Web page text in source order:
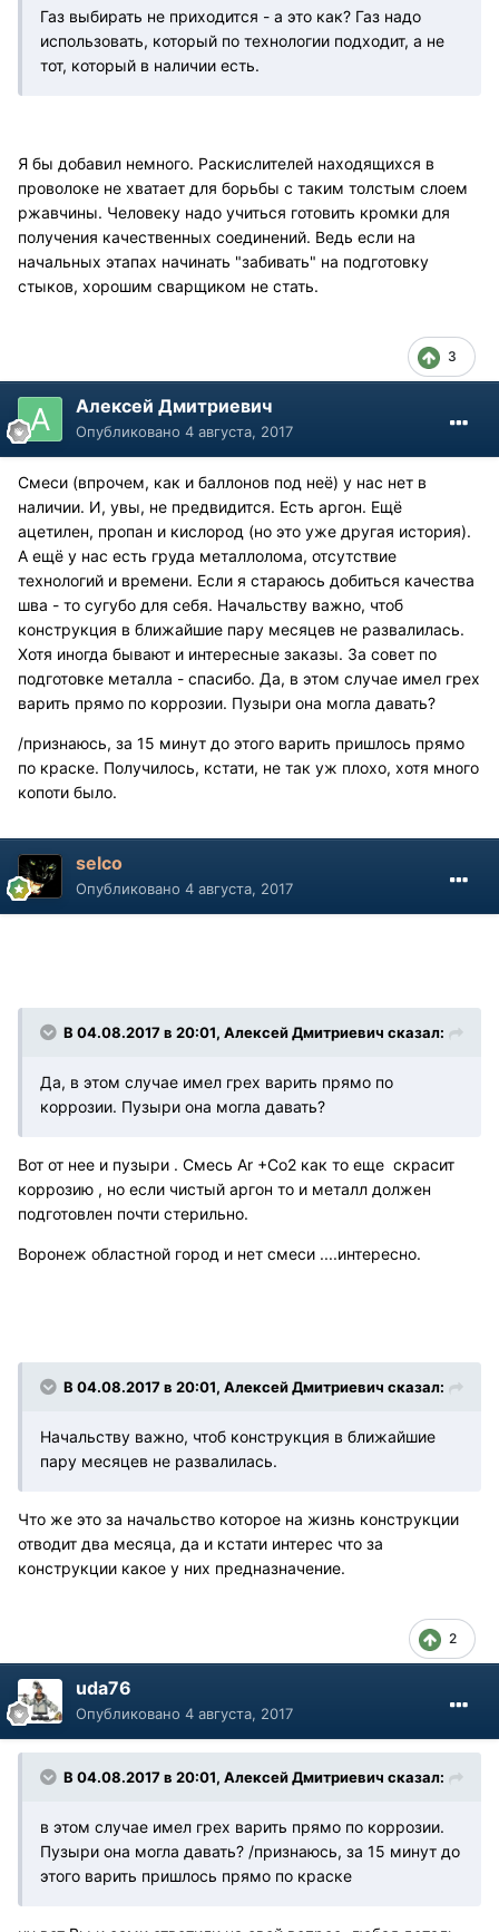
Газ выбирать не приходится - а это как? Газ надо
использовать, который по технологии подходит, а не
тот, который в наличии есть.
Я бы добавил немного. Раскислителей находящихся в
проволоке не хватает для борьбы с таким толстым слоем
ржавчины. Человеку надо учиться готовить кромки для
получения качественных соединений. Ведь если на
начальных этапах начинать "забивать" на подготовку
стыков, хорошим сварщиком не стать.
3
Алексей Дмитриевич
Опубликовано 4 августа, 2017
Смеси (впрочем, как и баллонов под неё) у нас нет в
наличии. И, увы, не предвидится. Есть аргон. Ещё
ацетилен, пропан и кислород (но это уже другая история).
А ещё у нас есть груда металлолома, отсутствие
технологий и времени. Если я стараюсь добиться качества
шва - то сугубо для себя. Начальству важно, чтоб
конструкция в ближайшие пару месяцев не развалилась.
Хотя иногда бывают и интересные заказы. За совет по
подготовке металла - спасибо. Да, в этом случае имел грех
варить прямо по коррозии. Пузыри она могла давать?
/признаюсь, за 15 минут до этого варить пришлось прямо
по краске. Получилось, кстати, не так уж плохо, хотя много
копоти было.
selco
Опубликовано 4 августа, 2017
В 04.08.2017 в 20:01, Алексей Дмитриевич сказал:
Да, в этом случае имел грех варить прямо по
коррозии. Пузыри она могла давать?
Вот от нее и пузыри . Смесь Ar +Co2 как то еще скрасит
коррозию , но если чистый аргон то и металл должен
подготовлен почти стерильно.
Воронеж областной город и нет смеси ....интересно.
В 04.08.2017 в 20:01, Алексей Дмитриевич сказал:
Начальству важно, чтоб конструкция в ближайшие
пару месяцев не развалилась.
Что же это за начальство которое на жизнь конструкции
отводит два месяца, да и кстати интерес что за
конструкции какое у них предназначение.
2
uda76
Опубликовано 4 августа, 2017
В 04.08.2017 в 20:01, Алексей Дмитриевич сказал:
в этом случае имел грех варить прямо по коррозии.
Пузыри она могла давать? /признаюсь, за 15 минут до
этого варить пришлось прямо по краске